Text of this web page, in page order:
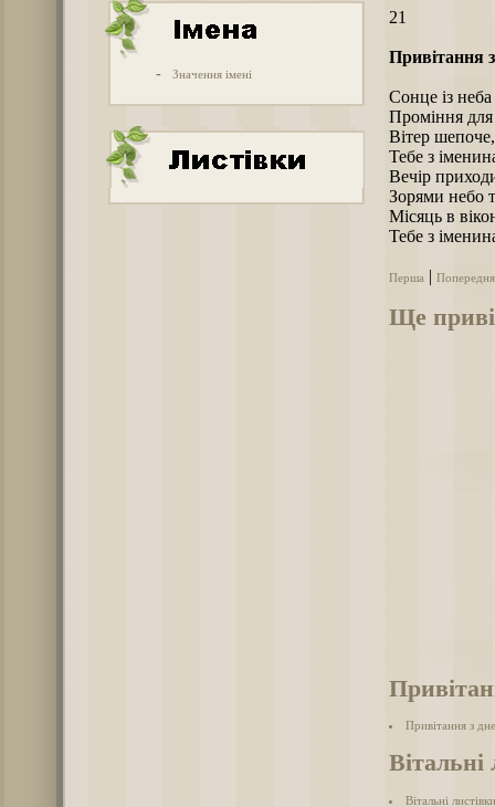
- Значення імені
21
Привітання
Сонце із неба
Проміння для
Вітер
Тебе з
Вечір
Зорями небо
Місяць в
Тебе з
Перша Попередня
Ще
Привітання з
Вітальні
Вітальні